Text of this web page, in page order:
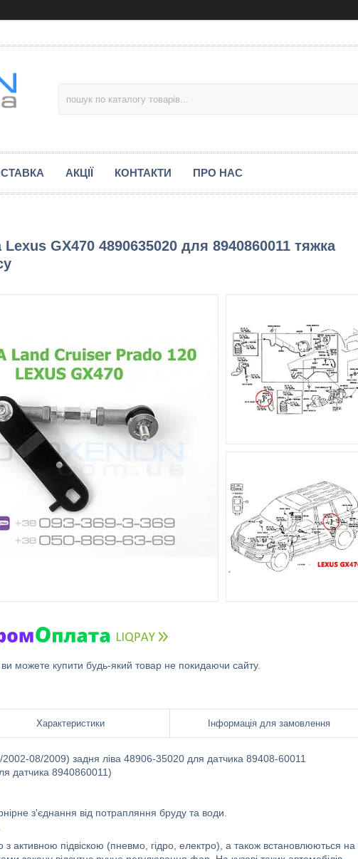
АКЦІЇ КОНТАКТИ ПРО НАС
GX470 4890635020 для 8940860011 тяжка
можете купити будь-який товар не покидаючи сайту.
Характеристики Інформація для замовлення
08/2009) задня ліва 48906-35020 для датчика 89408-60011
датчика 8940860011)
з'єднання від потрапляння бруду та води.
з активною підвіскою (пневмо, гідро, електро), а також встановлюються на